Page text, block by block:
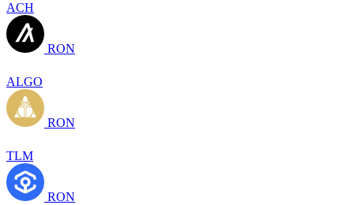
ACH
RON
ALGO
RON
TLM
RON